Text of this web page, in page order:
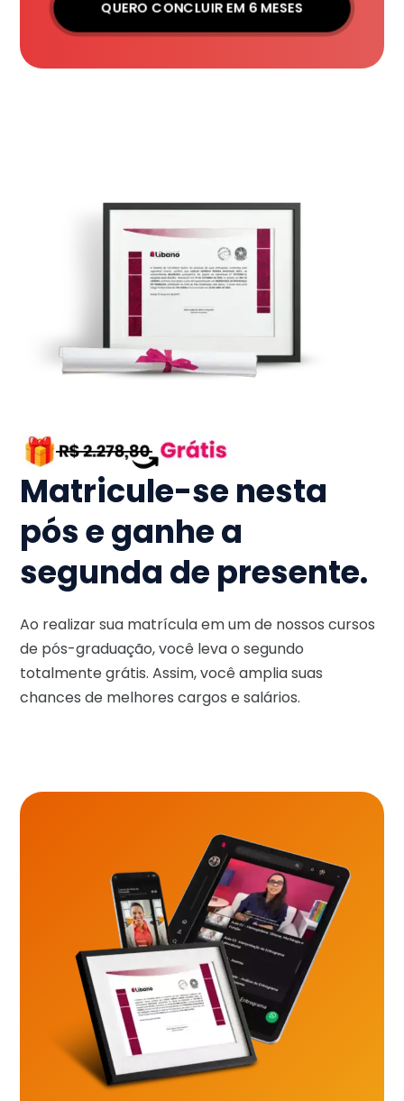
QUERO CONCLUIR EM 6 MESES
Matricule-se nesta
pós e ganhe a
segunda de presente.
Ao realizar sua matrícula em um de nossos cursos
de pós-graduação, você leva o segundo
totalmente grátis. Assim, você amplia suas
chances de melhores cargos e salários.